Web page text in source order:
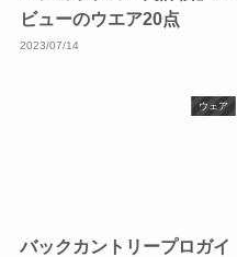
ビューのウエア20点
2023/07/14
ウェア
バックカントリープロガイ